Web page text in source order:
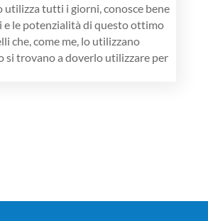
utilizza tutti i giorni, conosce bene
e le potenzialità di questo ottimo
che, come me, lo utilizzano
si trovano a doverlo utilizzare per